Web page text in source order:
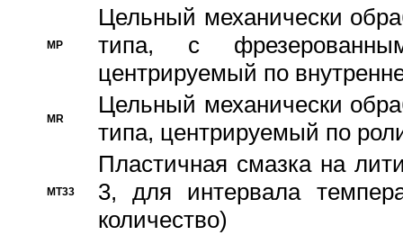
MP
Цельный механически
типа, с
центрируемый по
MR
Цельный механически
типа, центрируемый по
MT33
Пластичная смазка на
3, для интервала
количество)